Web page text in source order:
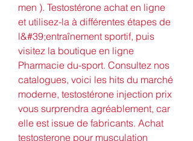
men ). Testostérone achat en ligne
et utilisez-la à différentes étapes de
l&#39;entraînement sportif, puis
visitez la boutique en ligne
Pharmacie du-sport. Consultez nos
catalogues, voici les hits du marché
moderne, testostérone injection prix
vous surprendra agréablement, car
elle est issue de fabricants. Achat
testosterone pour musculation